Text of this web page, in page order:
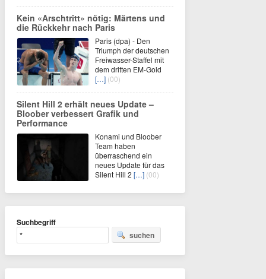
Kein «Arschtritt» nötig: Märtens und
die Rückkehr nach Paris
Paris (dpa) - Den
Triumph der deutschen
Freiwasser-Staffel mit
dem dritten EM-Gold
[…] (00)
Silent Hill 2 erhält neues Update –
Bloober verbessert Grafik und
Performance
Konami und Bloober
Team haben
überraschend ein
neues Update für das
Silent Hill 2 […] (00)
Suchbegriff
suchen